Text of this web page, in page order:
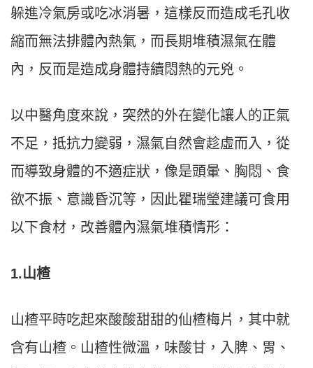
躲進冷氣房或吃冰消暑，這樣反而造成毛孔收
縮而無法排體內熱氣，而長期堆積濕氣在體
內，反而是造成身體持續悶熱的元兇。
以中醫角度來說，突然的外在變化讓人的正氣
不足，抵抗力變弱，濕氣自然會趁虛而入，從
而導致身體的不適症狀，像是頭暈、胸悶、食
欲不振、意識昏沉等，因此瞿瑞瑩建議可食用
以下食材，改善體內濕氣堆積情形：
1.山楂
山楂平時吃起來酸酸甜甜的仙楂梅片，其中就
含有山楂。山楂性微溫，味酸甘，入脾、胃、